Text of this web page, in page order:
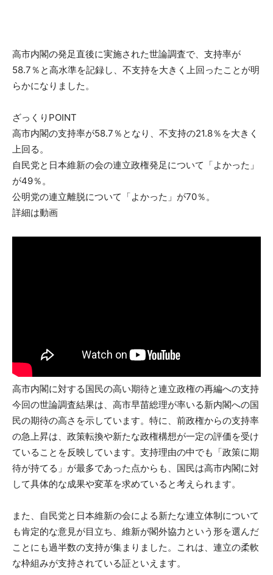
高市内閣の発足直後に実施された世論調査で、支持率が
58.7％と高水準を記録し、不支持を大きく上回ったことが明
らかになりました。
ざっくりPOINT
高市内閣の支持率が58.7％となり、不支持の21.8％を大きく
上回る。
自民党と日本維新の会の連立政権発足について「よかった」
が49％。
公明党の連立離脱について「よかった」が70％。
詳細は動画
高市内閣に対する国民の高い期待と連立政権の再編への支持
今回の世論調査結果は、高市早苗総理が率いる新内閣への国
民の期待の高さを示しています。特に、前政権からの支持率
の急上昇は、政策転換や新たな政権構想が一定の評価を受け
ていることを反映しています。支持理由の中でも「政策に期
待が持てる」が最多であった点からも、国民は高市内閣に対
して具体的な成果や変革を求めていると考えられます。
また、自民党と日本維新の会による新たな連立体制について
も肯定的な意見が目立ち、維新が閣外協力という形を選んだ
ことにも過半数の支持が集まりました。これは、連立の柔軟
な枠組みが支持されている証といえます。